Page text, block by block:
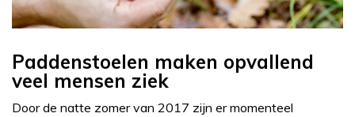
Paddenstoelen maken opvallend
veel mensen ziek
Door de natte zomer van 2017 zijn er momenteel